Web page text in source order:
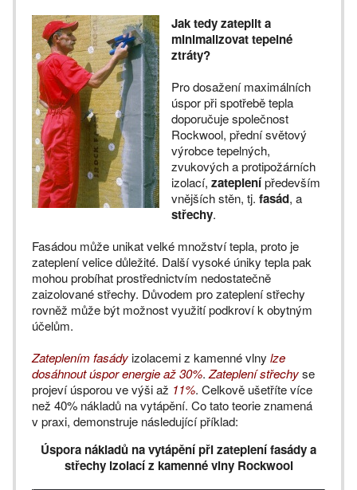
Jak tedy zateplit a
minimalizovat tepelné
ztráty?
Pro dosažení maximálních
úspor při spotřebě tepla
doporučuje společnost
Rockwool, přední světový
výrobce tepelných,
zvukových a protipožárních
izolací, zateplenípředevším
vnějších stěn, tj. fasád, a
střechy.
Fasádou může unikat velké množství tepla, proto je
zateplení velice důležité. Další vysoké úniky tepla pak
mohou probíhat prostřednictvím nedostatečně
zaizolované střechy. Důvodem pro zateplení střechy
rovněž může být možnost využití podkroví k obytným
účelům.
Zateplením fasády izolacemi z kamenné vlny lze
dosáhnout úspor energie až 30%. Zateplení střechyse
projeví úsporou ve výši až 11%. Celkově ušetříte více
než 40% nákladů na vytápění. Co tato teorie znamená
v praxi, demonstruje následující příklad:
Úspora nákladů na vytápění při zateplení fasády a
střechy izolací z kamenné vlny Rockwool